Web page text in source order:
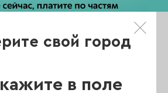
свой город
в поле